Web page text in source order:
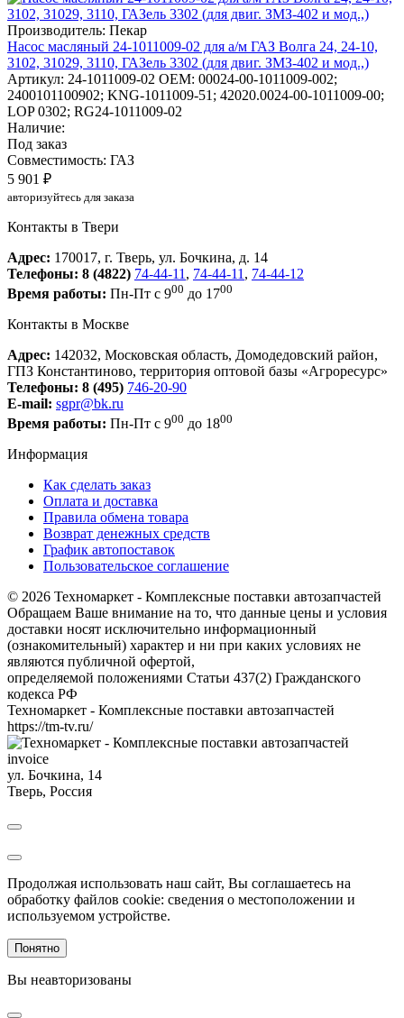
Производитель: Пекар
Насос масляный 24-1011009-02 для а/м ГАЗ Волга 24, 24-10,
3102, 31029, 3110, ГАЗель 3302 (для двиг. ЗМЗ-402 и мод.,)
Артикул: 24-1011009-02 OEM: 00024-00-1011009-002;
2400101100902; KNG-1011009-51; 42020.0024-00-1011009-00;
LOP 0302; RG24-1011009-02
Наличие:
Под заказ
Совместимость: ГАЗ
5 901 ₽
авторизуйтесь для заказа
Контакты в Твери
Адрес: 170017, г. Тверь, ул. Бочкина, д. 14
Телефоны: 8 (4822) 74-44-11 , 74-44-11 , 74-44-12
Время работы: Пн-Пт с 900 до 1700
Контакты в Москве
Адрес: 142032, Московская область, Домодедовский район,
ГПЗ Константиново, территория оптовой базы «Агроресурс»
Телефоны: 8 (495) 746-20-90
E-mail: sgpr@bk.ru
Время работы: Пн-Пт с 900 до 1800
Информация
Как сделать заказ
Оплата и доставка
Правила обмена товара
Возврат денежных средств
График автопоставок
Пользовательское соглашение
© 2026 Техномаркет - Комплексные поставки автозапчастей
Обращаем Ваше внимание на то, что данные цены и условия
доставки носят исключительно информационный
(ознакомительный) характер и ни при каких условиях не
являются публичной офертой,
определяемой положениями Статьи 437(2) Гражданского
кодекса РФ
Техномаркет - Комплексные поставки автозапчастей
https://tm-tv.ru/
invoice
ул. Бочкина, 14
Тверь, Россия
Продолжая использовать наш сайт, Вы соглашаетесь на
обработку файлов cookie: сведения о местоположении и
используемом устройстве.
Понятно
Вы неавторизованы